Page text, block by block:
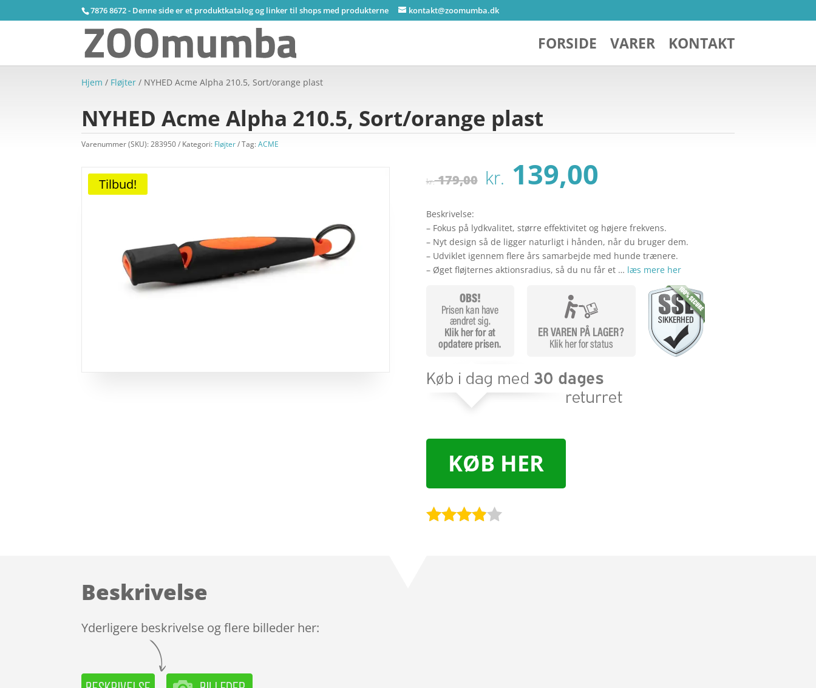
7876 8672 - Denne side er et produktkatalog og linker til shops med produkterne kontakt@zoomumba.dk
FORSIDE VARER KONTAKT
Hjem / Fløjter / NYHED Acme Alpha 210.5, Sort/orange plast
NYHED Acme Alpha 210.5, Sort/orange plast
Varenummer (SKU):283950 Kategori: Fløjter Tag:ACME
Tilbud! kr.179,00 Den
oprindelige
var:
kr. 179,00.
kr. 139,00
er:
kr. 139,00.
Beskrivelse:
– Fokus på lydkvalitet, større effektivitet og højere frekvens.
– Nyt design så de ligger naturligt i hånden, når du bruger dem.
– Udviklet igennem flere års samarbejde med hunde trænere.
– Øget fløjternes aktionsradius, så du nu får et … læs mere her
KØB HER
Beskrivelse
Yderligere beskrivelse og flere billeder her: